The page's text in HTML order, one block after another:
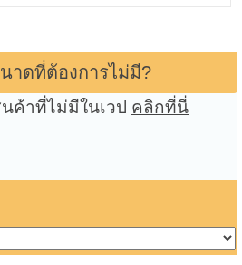
าดที่ต้องการไม่มี?
ค้าที่ไม่มีในเวป คลิกที่นี่